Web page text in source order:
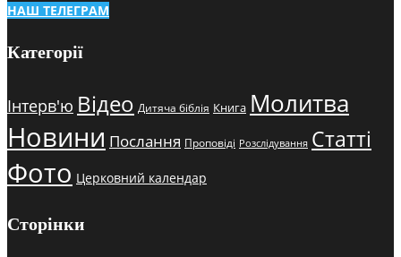
НАШ ТЕЛЕГРАМ
Категорії
Інтерв'ю Відео Дитяча біблія Книга Молитва
Новини Послання Проповіді Розслідування Статті
Фото Церковний календар
Сторінки